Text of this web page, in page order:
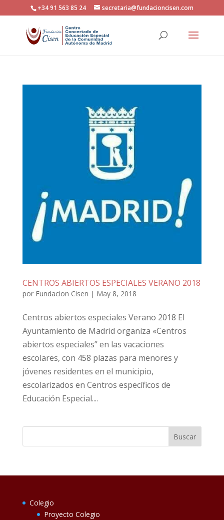
+34 91 563 85 24 secretaria@fundacioncisen.com
CENTROS ABIERTOS ESPECIALES VERANO 2018
por Fundacion Cisen | May 8, 2018
Centros abiertos especiales Verano 2018 El
Ayuntamiento de Madrid organiza «Centros
abiertos especiales” en las vacaciones
escolares, con 458 plazas para menores y
jóvenes residentes en el municipio,
escolarizados en Centros específicos de
Educación Especial....
Colegio
Proyecto Colegio